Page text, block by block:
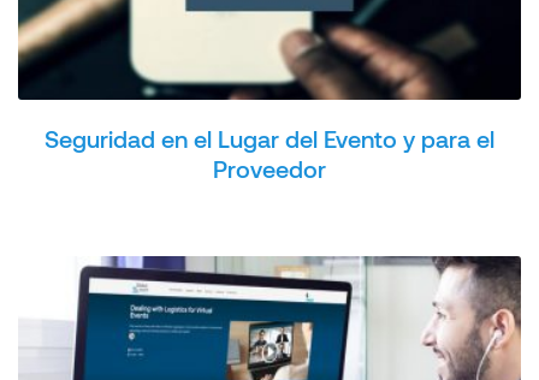
Seguridad en el Lugar del Evento y para el
Proveedor